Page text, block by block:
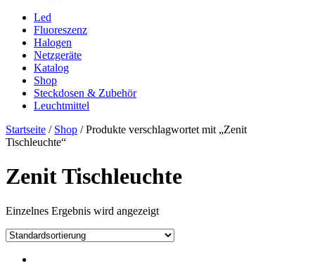
Led
Fluoreszenz
Halogen
Netzgeräte
Katalog
Shop
Steckdosen & Zubehör
Leuchtmittel
Startseite / Shop / Produkte verschlagwortet mit „Zenit
Tischleuchte“
Zenit Tischleuchte
Einzelnes Ergebnis wird angezeigt